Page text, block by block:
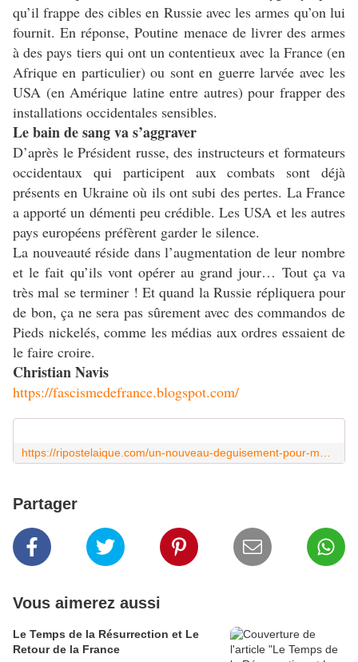
qu’il frappe des cibles en Russie avec les armes qu’on lui
fournit. En réponse, Poutine menace de livrer des armes
à des pays tiers qui ont un contentieux avec la France (en
Afrique en particulier) ou sont en guerre larvée avec les
USA (en Amérique latine entre autres) pour frapper des
installations occidentales sensibles.
Le bain de sang va s’aggraver
D’après le Président russe, des instructeurs et formateurs
occidentaux qui participent aux combats sont déjà
présents en Ukraine où ils ont subi des pertes. La France
a apporté un démenti peu crédible. Les USA et les autres
pays européens préfèrent garder le silence.
La nouveauté réside dans l’augmentation de leur nombre
et le fait qu’ils vont opérer au grand jour… Tout ça va
très mal se terminer ! Et quand la Russie répliquera pour
de bon, ça ne sera pas sûrement avec des commandos de
Pieds nickelés, comme les médias aux ordres essaient de
le faire croire.
Christian Navis
https://fascismedefrance.blogspot.com/
Partager
Vous aimerez aussi
Le Temps de la Résurrection et Le
Retour de la France